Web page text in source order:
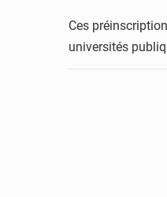
Ces
universités